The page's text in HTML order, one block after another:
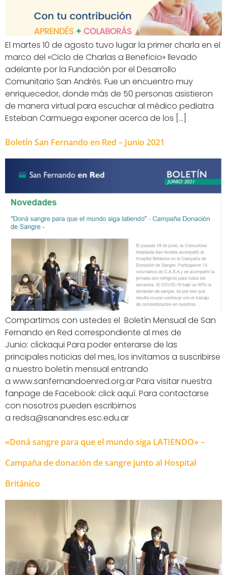
El martes 10 de agosto tuvo lugar la primer charla en el
marco del «Ciclo de Charlas a Beneficio» llevado
adelante por la Fundación por el Desarrollo
Comunitario San Andrés. Fue un encuentro muy
enriquecedor, donde más de 50 personas asistieron
de manera virtual para escuchar al médico pediatra
Esteban Carmuega exponer acerca de los […]
Boletín San Fernando en Red – Junio 2021
Compartimos con ustedes el Boletín Mensual de San
Fernando en Red correspondiente al mes de
Junio: clickaqui Para poder enterarse de las
principales noticias del mes, los invitamos a suscribirse
a nuestro boletín mensual entrando
a www.sanfernandoenred.org.ar Para visitar nuestra
fanpage de Facebook: click aquí. Para contactarse
con nosotros pueden escribirnos
a redsa@sanandres.esc.edu.ar
«Doná sangre para que el mundo siga LATIENDO» –
Campaña de donación de sangre junto al Hospital
Británico